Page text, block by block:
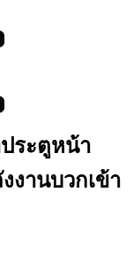
ระตูหน้า
งานบวกเข้า